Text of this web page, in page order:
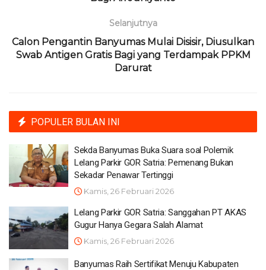
Selanjutnya
Calon Pengantin Banyumas Mulai Disisir, Diusulkan
Swab Antigen Gratis Bagi yang Terdampak PPKM
Darurat
POPULER BULAN INI
Sekda Banyumas Buka Suara soal Polemik
Lelang Parkir GOR Satria: Pemenang Bukan
Sekadar Penawar Tertinggi
Kamis, 26 Februari 2026
Lelang Parkir GOR Satria: Sanggahan PT AKAS
Gugur Hanya Gegara Salah Alamat
Kamis, 26 Februari 2026
Banyumas Raih Sertifikat Menuju Kabupaten